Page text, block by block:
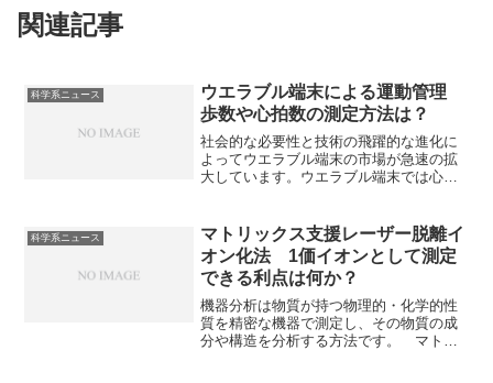
関連記事
科学系ニュース
ウエラブル端末による運動管理
歩数や心拍数の測定方法は？
社会的な必要性と技術の飛躍的な進化に
よってウエラブル端末の市場が急速の拡
大しています。ウエラブル端末では心拍
なります。歩数や心拍数の測定方法を知
ることができます。
科学系ニュース
マトリックス支援レーザー脱離イ
オン化法 1価イオンとして測定
できる利点は何か？
機器分析は物質が持つ物理的・化学的性
質を精密な機器で測定し、その物質の成
分や構造を分析する方法です。 マトリ